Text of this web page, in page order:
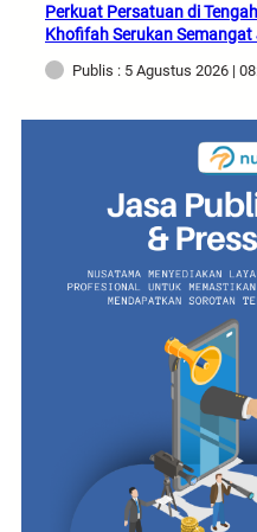
Perkuat Persatuan di
Khofifah Serukan
Publis : 5 Agustus 2026 |